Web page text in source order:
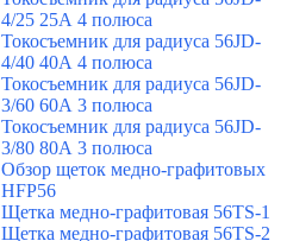
4/25 25А 4 полюса
Токосъемник для радиуса 56JD-
4/40 40А 4 полюса
Токосъемник для радиуса 56JD-
3/60 60А 3 полюса
Токосъемник для радиуса 56JD-
3/80 80А 3 полюса
Обзор щеток медно-графитовых
HFP56
Щетка медно-графитовая 56TS-1
Щетка медно-графитовая 56TS-2